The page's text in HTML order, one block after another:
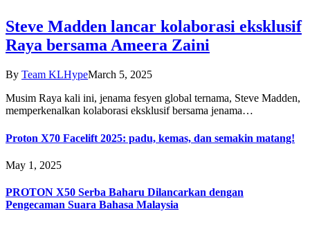
Steve Madden lancar kolaborasi eksklusif
Raya bersama Ameera Zaini
By Team KLHypeMarch 5, 2025
Musim Raya kali ini, jenama fesyen global ternama, Steve Madden,
memperkenalkan kolaborasi eksklusif bersama jenama…
Proton X70 Facelift 2025: padu, kemas, dan semakin matang!
May 1, 2025
PROTON X50 Serba Baharu Dilancarkan dengan
Pengecaman Suara Bahasa Malaysia